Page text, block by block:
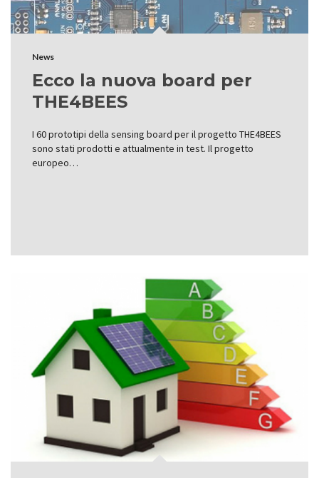
News
Ecco la nuova board per
THE4BEES
I 60 prototipi della sensing board per il progetto THE4BEES
sono stati prodotti e attualmente in test. Il progetto
europeo…